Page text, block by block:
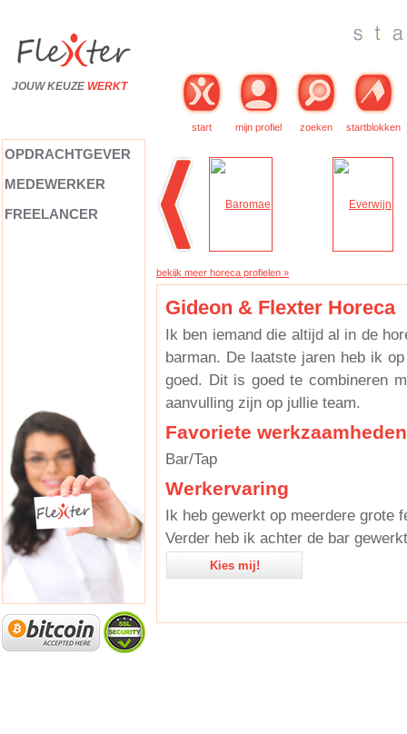
JOUW KEUZE WERKT
start mijn profiel zoeken startblokken
OPDRACHTGEVER
MEDEWERKER
FREELANCER
bekijk meer horeca profielen »
Gideon & Flexter Horeca
Ik ben iemand die altijd al in de
barman. De laatste jaren heb ik
goed. Dit is goed te combineren
aanvulling zijn op jullie team.
Favoriete werkzaamheden
Bar/Tap
Werkervaring
Ik heb gewerkt op meerdere grote
Verder heb ik achter de bar
Kies mij!